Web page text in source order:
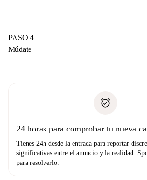
contacto con el propietario.
Si es rechazada: No te haremos ningún
Prueba de solvencia
PASO 4
Múdate
no nos comunicas ningún problema.
24 horas para comprobar tu nueva
Tienes 24h desde la entrada para reportar
significativas entre el anuncio y la realidad.
para resolverlo.